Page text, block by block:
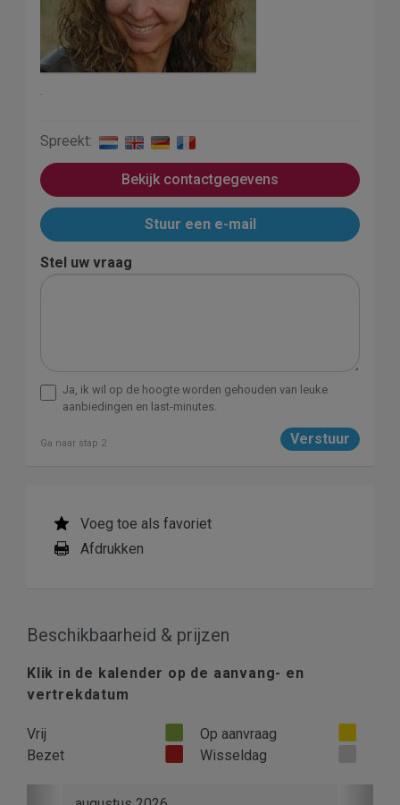
.
Spreekt:
Bekijk contactgegevens
Stuur een e-mail
Stel uw vraag
Ja, ik wil op de hoogte worden gehouden van leuke
aanbiedingen en last-minutes.
Ga naar stap 2
Voeg toe als favoriet
Afdrukken
Beschikbaarheid & prijzen
Klik in de kalender op de aanvang- en
vertrekdatum
Vrij
Op aanvraag
Bezet
Wisseldag
Previous